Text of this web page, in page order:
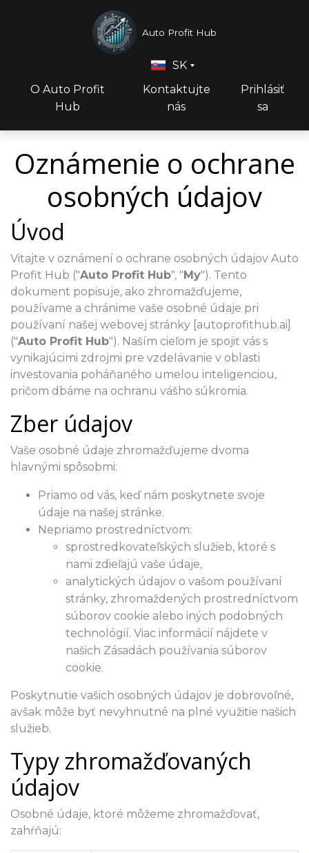
Auto Profit Hub
O Auto Profit
Hub
Kontaktujte
nás
Prihlásiť
sa
SK
Oznámenie o ochrane
osobných údajov
Úvod
Vitajte v oznámení o ochrane osobných údajov Auto
Profit Hub ("Auto Profit Hub", "My"). Tento
dokument popisuje, ako zhromažďujeme,
používame a chránime vaše osobné údaje pri
používaní našej webovej stránky [autoprofithub.ai]
("Auto Profit Hub"). Naším cieľom je spojiť vás s
vynikajúcimi zdrojmi pre vzdelávanie v oblasti
investovania poháňaného umelou inteligenciou,
pričom dbáme na ochranu vášho súkromia.
Zber údajov
Vaše osobné údaje zhromažďujeme dvoma
hlavnými spôsobmi:
Priamo od vás, keď nám poskytnete svoje
údaje na našej stránke.
Nepriamo prostredníctvom:
sprostredkovateľských služieb, ktoré s
nami zdieľajú vaše údaje,
analytických údajov o vašom používaní
stránky, zhromaždených prostredníctvom
súborov cookie alebo iných podobných
technológií. Viac informácií nájdete v
našich Zásadách používania súborov
cookie.
Poskytnutie vašich osobných údajov je dobrovoľné,
avšak môže byť nevyhnutné na plné využitie našich
služieb.
Typy zhromažďovaných
údajov
Osobné údaje, ktoré môžeme zhromažďovať,
zahŕňajú: